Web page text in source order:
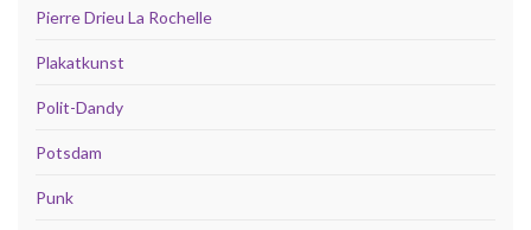
Pierre Drieu La Rochelle
Plakatkunst
Polit-Dandy
Potsdam
Punk